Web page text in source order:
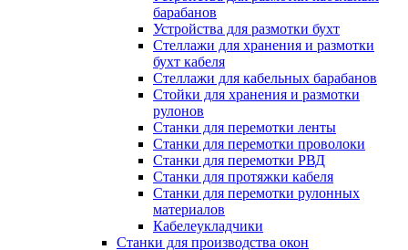
барабанов
Устройства для размотки бухт
Стеллажи для хранения и размотки
бухт кабеля
Стеллажи для кабельных барабанов
Стойки для хранения и размотки
рулонов
Станки для перемотки ленты
Станки для перемотки проволоки
Станки для перемотки РВД
Станки для протяжки кабеля
Станки для перемотки рулонных
материалов
Кабелеукладчики
Станки для производства окон